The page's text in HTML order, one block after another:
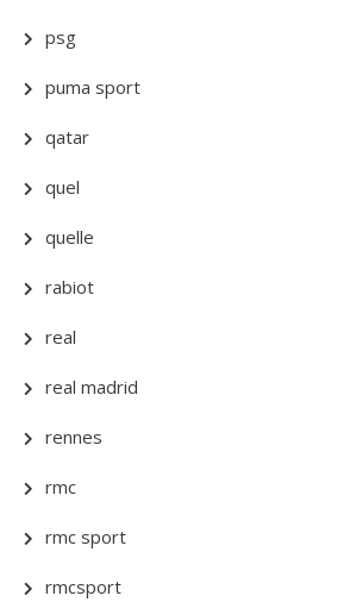
psg
puma sport
qatar
quel
quelle
rabiot
real
real madrid
rennes
rmc
rmc sport
rmcsport